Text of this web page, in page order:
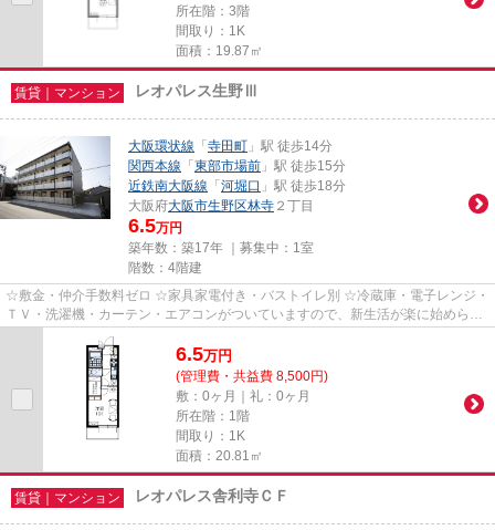
所在階：3階
間取り：1K
面積：19.87㎡
賃貸｜マンション レオパレス生野Ⅲ
大阪環状線 「 寺田町 」駅 徒歩14分
関西本線 「 東部市場前 」駅 徒歩15分
近鉄南大阪線 「 河堀口 」駅 徒歩18分
大阪府大阪市生野区林寺 ２丁目
6.5万円
築年数：築17年 ｜募集中： 1室
階数：4階建
☆敷金・仲介手数料ゼロ ☆家具家電付き・バストイレ別 ☆冷蔵庫・電子レンジ・
ＴＶ・洗濯機・カーテン・エアコンがついていますので、新生活が楽に始められ
6.5万円
(管理費・共益費 8,500円)
敷：0ヶ月｜礼：0ヶ月
所在階：1階
間取り：1K
面積：20.81㎡
賃貸｜マンション レオパレス舎利寺ＣＦ